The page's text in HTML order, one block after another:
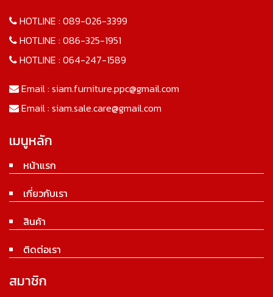
HOTLINE : 089-026-3399
HOTLINE : 086-325-1951
HOTLINE : 064-247-1589
Email : siam.furniture.ppc@gmail.com
Email : siam.sale.care@gmail.com
เมนูหลัก
หน้าแรก
เกี่ยวกับเรา
สินค้า
ติดต่อเรา
สมาชิก